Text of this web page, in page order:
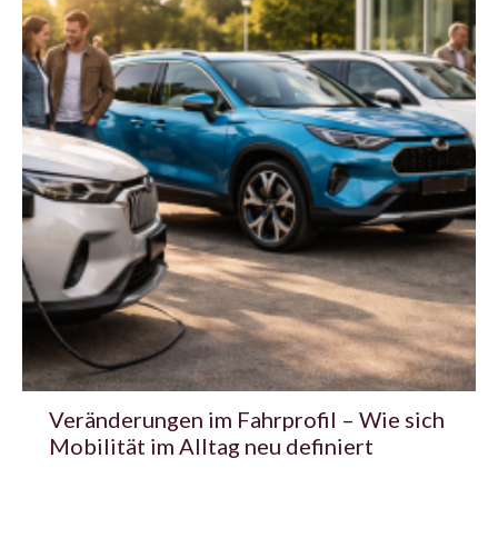
Veränderungen im Fahrprofil – Wie sich
Mobilität im Alltag neu definiert